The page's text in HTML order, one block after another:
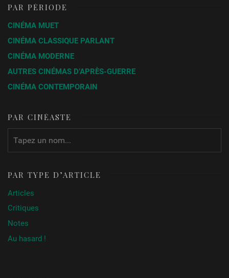
PAR PÉRIODE
CINÉMA MUET
CINÉMA CLASSIQUE PARLANT
CINÉMA MODERNE
AUTRES CINÉMAS D’APRÈS-GUERRE
CINÉMA CONTEMPORAIN
PAR CINÉASTE
PAR TYPE D’ARTICLE
Articles
Critiques
Notes
Au hasard !